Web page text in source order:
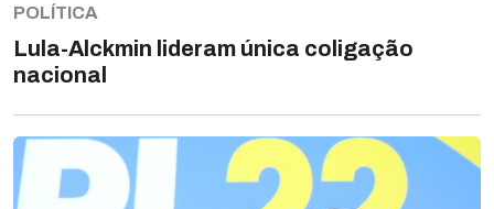
POLÍTICA
Lula-Alckmin lideram única coligação
nacional